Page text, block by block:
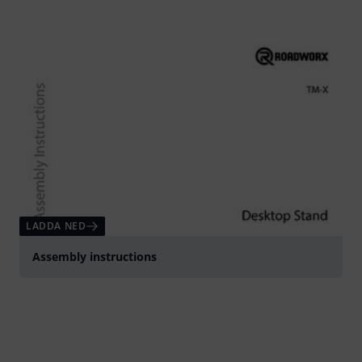
LADDA NED
Assembly instructions